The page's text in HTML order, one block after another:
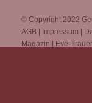
© Copyright 2022
AGB
Impressum
Magazin
Eve-